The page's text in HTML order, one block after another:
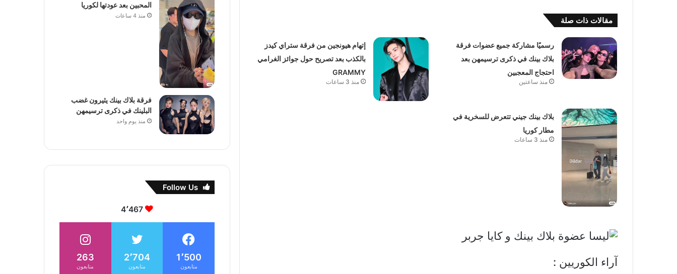
مقالات ذات صلة
رسميًا مشاركة جميع عضوات فرقة
بلاك بينك في ذكرى ترسيمهن بعد
احتجاج المعجبين
منذ ساعتين
إتهام هيونجين من فرقة ستراي كيدز
بالكذب بعد تصريح حول جوائز الغرامي
GRAMMY
منذ 3 ساعات
بلاك بينك جيني تتعرض للسخرية في
مطار كوريا
منذ 3 ساعات
آراء الكوريين :
المحبين بعد عودتها لكوريا
منذ 4 ساعات
فرقة بلاك بينك يثيرون غضب
البلينك في ذكرى ترسيمهن
منذ يوم واحد
Follow Us
4٬467
1٬500
متابعون
2٬704
متابعون
263
متابعون